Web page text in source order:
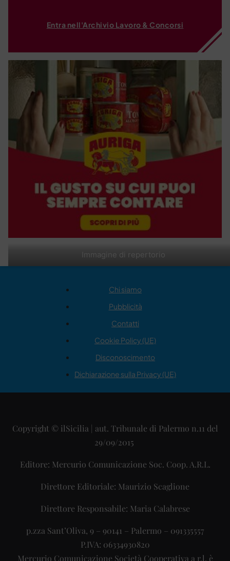
Immagine di repertorio
Entra nell'Archivio Lavoro & Concorsi
Chi siamo
Pubblicità
Contatti
Cookie Policy (UE)
Disconoscimento
Dichiarazione sulla Privacy (UE)
Copyright © ilSicilia | aut. Tribunale di Palermo n.11 del
29/09/2015
Editore: Mercurio Comunicazione Soc. Coop. A.R.L.
Direttore Editoriale: Maurizio Scaglione
Direttore Responsabile: Maria Calabrese
p.zza Sant’Oliva, 9 – 90141 – Palermo – 091335557
P.IVA: 06334930820
Mercurio Comunicazione Società Cooperativa a r.l. è